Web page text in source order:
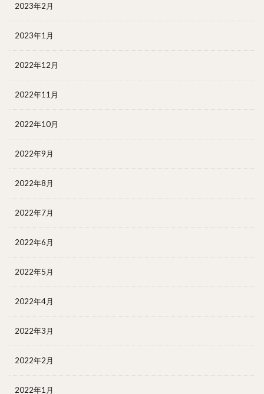
2023年2月
2023年1月
2022年12月
2022年11月
2022年10月
2022年9月
2022年8月
2022年7月
2022年6月
2022年5月
2022年4月
2022年3月
2022年2月
2022年1月